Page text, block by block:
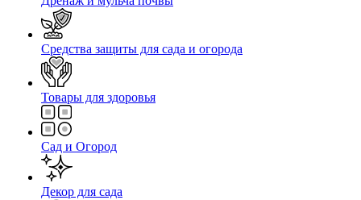
Средства защиты для сада и огорода
Товары для здоровья
Сад и Огород
Декор для сада